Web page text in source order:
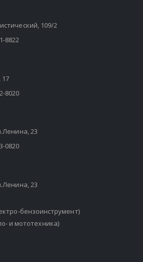
109/2
8822
17
8020
23
0820
23
бензоинструмент)
и мототехника)